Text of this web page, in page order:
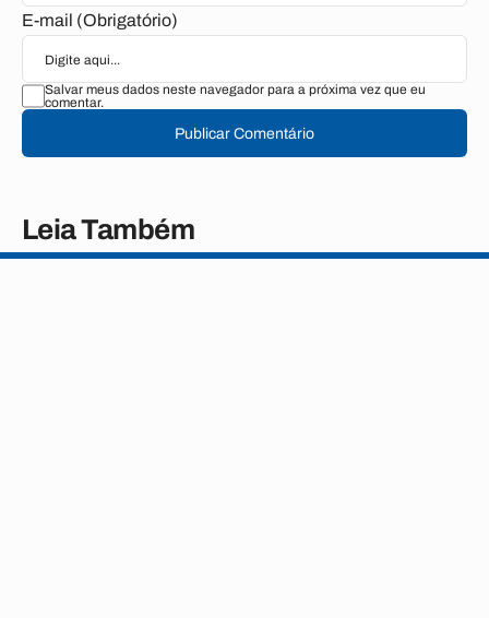
E-mail (Obrigatório)
Salvar meus dados neste navegador para a próxima vez que eu
comentar.
Publicar Comentário
Leia Também